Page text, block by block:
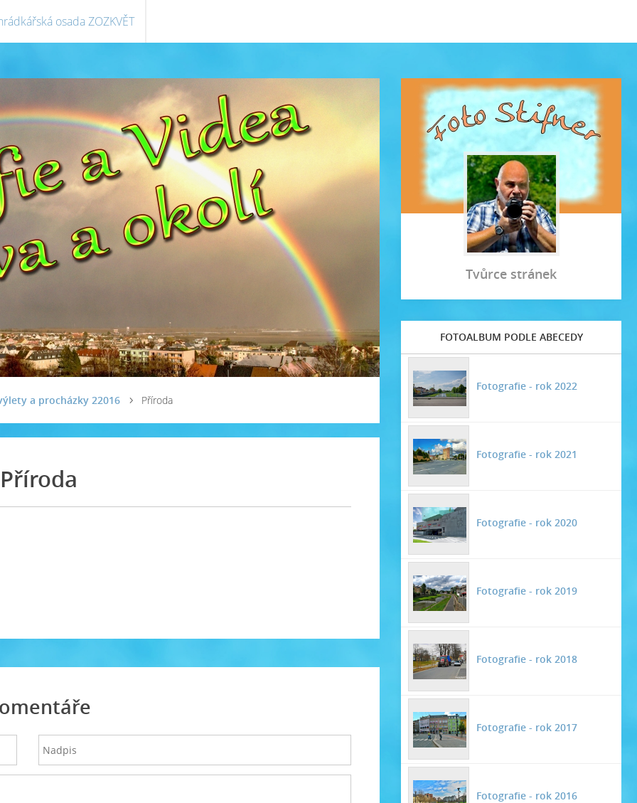
osada ZOZKVĚT
a procházky 22016 Příroda
Příroda
Tvůrce stránek
FOTOALBUM PODLE ABECEDY
Fotografie - rok 2022
Fotografie - rok 2021
Fotografie - rok 2020
Fotografie - rok 2019
Fotografie - rok 2018
Fotografie - rok 2017
Fotografie - rok 2016